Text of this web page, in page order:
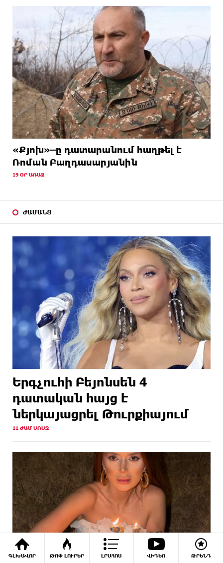
ԳԼԽԱՎՈՐ ԹՈՓ ԼՈՒՐԵՐ ԼՐԱՀՈՍ ՎԻԴԵՈ ԹՐԵՆԴ
«Քյոխ»–ը դատարանում հաղթել է
Ռոման Բաղդասարյանին
19 ՕՐ ԱՌԱՋ
ԺԱՄԱՆՑ
Երգչուհի Բեյոնսեն ​​4
դատական հայց է
ներկայացրել Թուրքիայում
11 ԺԱՄ ԱՌԱՋ